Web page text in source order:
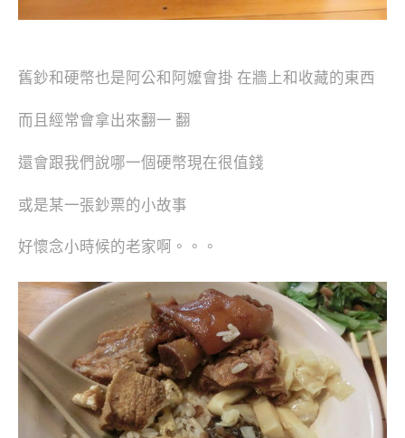
舊鈔和硬幣也是阿公和阿嬤會掛 在牆上和收藏的東西
而且經常會拿出來翻一 翻
還會跟我們說哪一個硬幣現在很值錢
或是某一張鈔票的小故事
好懷念小時候的老家啊。。。